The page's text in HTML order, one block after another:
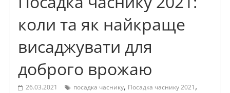
коли та як найкраще
висаджувати для
доброго врожаю
26.03.2021 посадка часнику, Посадка часнику 2021,